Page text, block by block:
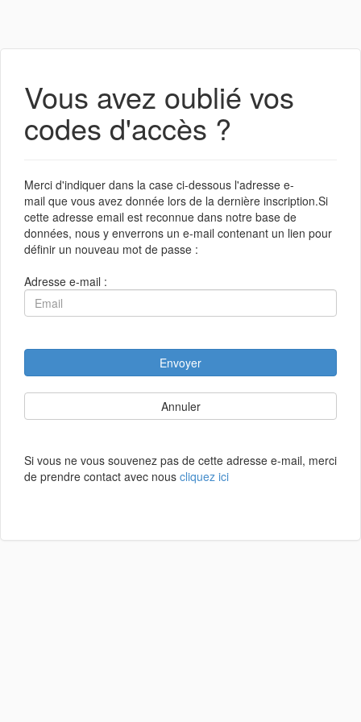
Vous avez oublié vos
codes d'accès ?
Merci d'indiquer dans la case ci-dessous l'adresse e-
mail que vous avez donnée lors de la dernière inscription.Si
cette adresse email est reconnue dans notre base de
données, nous y enverrons un e-mail contenant un lien pour
définir un nouveau mot de passe :
Adresse e-mail :
Envoyer
Annuler
Si vous ne vous souvenez pas de cette adresse e-mail, merci
de prendre contact avec nous cliquez ici